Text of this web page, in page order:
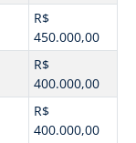
R$
450.000,00
R$
400.000,00
R$
400.000,00